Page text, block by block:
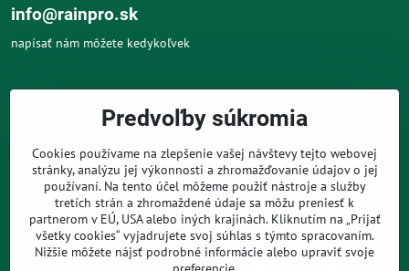
info@rainpro.sk
napísať nám môžete kedykoľvek
O NÁKUPE
PRE ZÁKAZNÍKOV
Predvoľby súkromia
Cookies používame na zlepšenie vašej návštevy tejto webovej
stránky, analýzu jej výkonnosti a zhromažďovanie údajov o jej
používaní. Na tento účel môžeme použiť nástroje a služby
tretích strán a zhromaždené údaje sa môžu preniesť k
partnerom v EÚ, USA alebo iných krajinách. Kliknutím na „Prijať
všetky cookies“ vyjadrujete svoj súhlas s týmto spracovaním.
Nižšie môžete nájsť podrobné informácie alebo upraviť svoje